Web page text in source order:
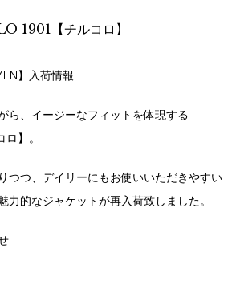
1901【チルコロ】
】入荷情報
ら、イージーなフィットを体現する
】。
つつ、デイリーにもお使いいただきやすい
力的なジャケットが再入荷致しました。
!